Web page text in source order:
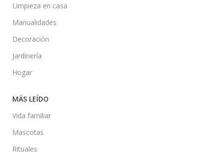
Limpieza en casa
Manualidades
Decoración
Jardinería
Hogar
MÁS LEÍDO
Vida familiar
Mascotas
Rituales